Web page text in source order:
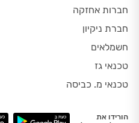
חברות אחזקה
חברת ניקיון
חשמלאים
טכנאי גז
טכנאי מ. כביסה
הורידו את